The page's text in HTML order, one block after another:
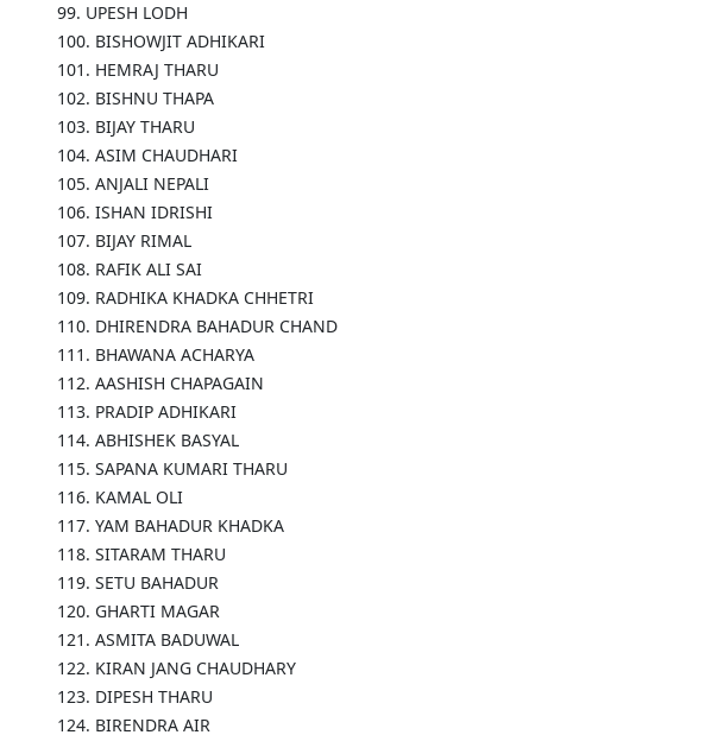
99. UPESH LODH
100. BISHOWJIT ADHIKARI
101. HEMRAJ THARU
102. BISHNU THAPA
103. BIJAY THARU
104. ASIM CHAUDHARI
105. ANJALI NEPALI
106. ISHAN IDRISHI
107. BIJAY RIMAL
108. RAFIK ALI SAI
109. RADHIKA KHADKA CHHETRI
110. DHIRENDRA BAHADUR CHAND
111. BHAWANA ACHARYA
112. AASHISH CHAPAGAIN
113. PRADIP ADHIKARI
114. ABHISHEK BASYAL
115. SAPANA KUMARI THARU
116. KAMAL OLI
117. YAM BAHADUR KHADKA
118. SITARAM THARU
119. SETU BAHADUR
120. GHARTI MAGAR
121. ASMITA BADUWAL
122. KIRAN JANG CHAUDHARY
123. DIPESH THARU
124. BIRENDRA AIR